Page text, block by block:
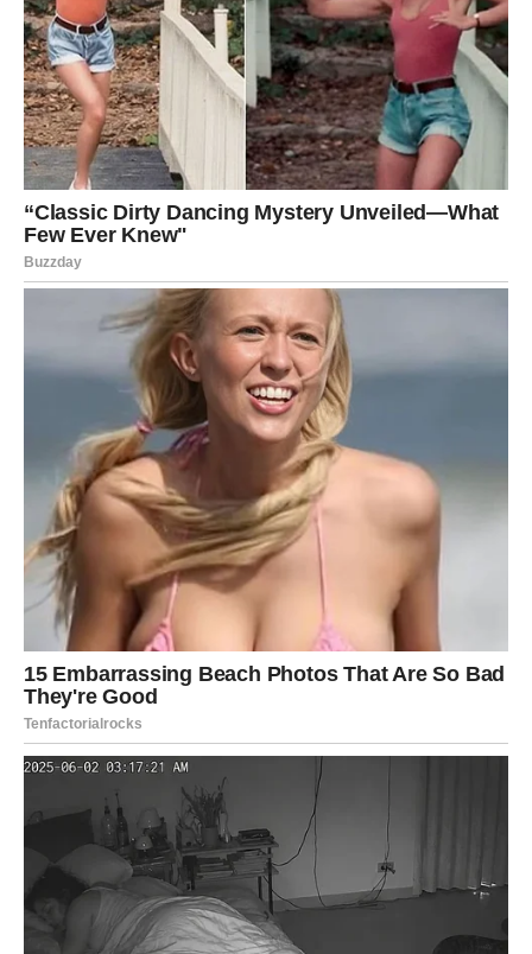
U narednim danima/periodu može doći:
do priznanja koje čekaš,
do prilike koja te izdvaja,
do razgovora sa autoritetom,
ili do situacije u kojoj se vidi ko je stvarno zaslužan.
Ali istina može biti i surova:
možda shvatiš da tamo gde jesi –nećeš dobiti ono što
, ma koliko se trudio.
I tada se u tebi budi pravi Ovan:
ne onaj koji se žali, nego onaj koji kaže:
“Dobro. Onda idem gde mogu da rastem.”
Ovo je period preokreta: ili dobijaš jaču poziciju, ili se
oslobađaš mesta koje ti gasi vatru.
NOVAC: TROŠKOVI, ALI I JEDNA
VRSTA OLakšANJA
Ovnovi u ovom periodu često osete finansijski pritisak jer
vole da rešavaju sve odmah: kuća, porodica, obaveze,
planovi, pokloni, ulaganja… i onda odjednom shvate da su
previše davali.